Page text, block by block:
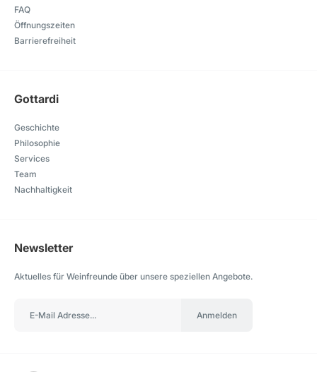
FAQ
Öffnungszeiten
Barrierefreiheit
Gottardi
Geschichte
Philosophie
Services
Team
Nachhaltigkeit
Newsletter
Aktuelles für Weinfreunde über unsere speziellen Angebote.
Anmelden